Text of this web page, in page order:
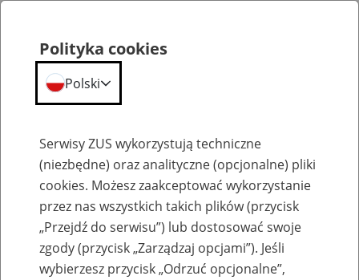
Szkolenia
Polityka cookies
Polski
Serwisy ZUS wykorzystują techniczne
(niezbędne) oraz analityczne (opcjonalne) pliki
cookies. Możesz zaakceptować wykorzystanie
przez nas wszystkich takich plików (przycisk
„Przejdź do serwisu”) lub dostosować swoje
zgody (przycisk „Zarządzaj opcjami”). Jeśli
wybierzesz przycisk „Odrzuć opcjonalne”,